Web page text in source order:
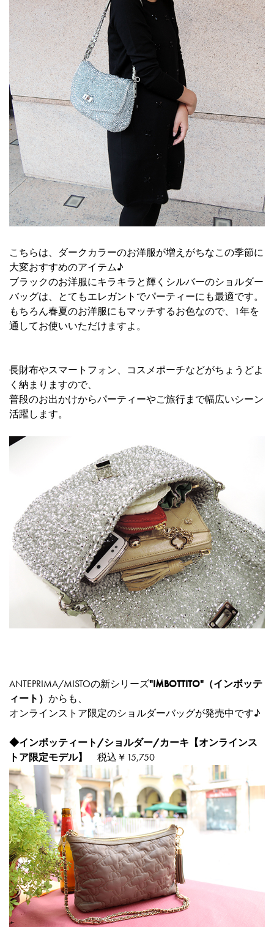
こちらは、ダークカラーのお洋服が増えがちなこの季節に
大変おすすめのアイテム♪
ブラックのお洋服にキラキラと輝くシルバーのショルダー
バッグは、とてもエレガントでパーティーにも最適です。
もちろん春夏のお洋服にもマッチするお色なので、1年を
通してお使いいただけますよ。
長財布やスマートフォン、コスメポーチなどがちょうどよ
く納まりますので、
普段のお出かけからパーティーやご旅行まで幅広いシーン
活躍します。
ANTEPRIMA/MISTOの新シリーズ"IMBOTTITO"（インボッテ
ィート） からも、
オンラインストア限定のショルダーバッグが発売中です♪
◆インボッティート/ショルダー/カーキ【オンラインス
トア限定モデル】
税込￥15,750